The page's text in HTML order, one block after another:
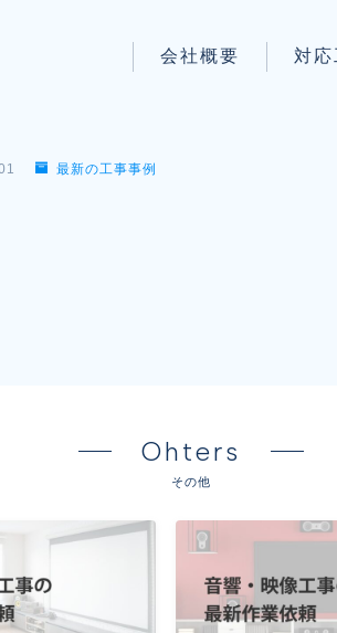
会社概要 対
最新の工事事例
Ohters
その他